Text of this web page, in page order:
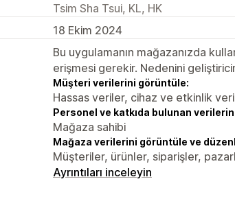
Tsim Sha Tsui, KL, HK
18 Ekim 2024
Bu uygulamanın mağazanızda
erişmesi gerekir. Nedenini
Müşteri verilerini görüntüle:
Hassas veriler, cihaz ve etkinlik
Personel ve katkıda bulunan
Mağaza sahibi
Mağaza verilerini görüntüle ve
Müşteriler, ürünler, siparişler,
Ayrıntıları inceleyin